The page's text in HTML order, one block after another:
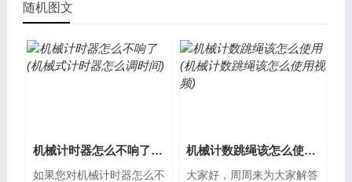
随机图文
机械计时器怎么不响了(机械式计时器怎么调时间)
如果您对机械计时器怎么不
机械计数跳绳该怎么使用(机械计数跳绳该怎么使用视频)
大家好，周周来为大家解答